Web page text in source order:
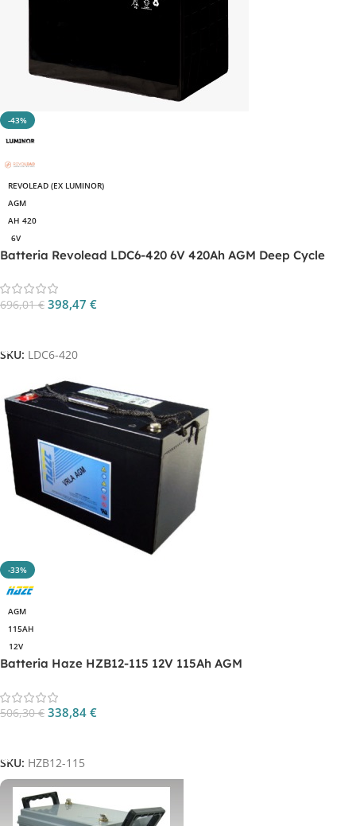
-43%
REVOLEAD (EX LUMINOR)
AGM
AH 420
6V
Batteria Revolead LDC6-420 6V 420Ah AGM Deep Cycle
696,01€ 398,47 €
SKU: LDC6-420
-33%
AGM
115AH
12V
Batteria Haze HZB12-115 12V 115Ah AGM
506,30€ 338,84 €
SKU: HZB12-115